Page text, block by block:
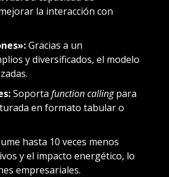
la interacción con
Gracias a un
y diversificados, el modelo
Soporta function callingpara
en formato tabular o
hasta 10 veces menos
y el impacto energético, lo
empresariales.